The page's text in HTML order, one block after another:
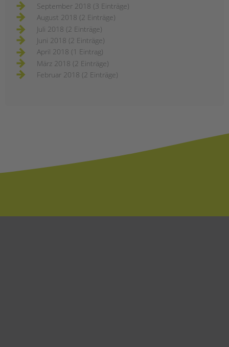
September 2018 (3 Einträge)
August 2018 (2 Einträge)
Juli 2018 (2 Einträge)
Juni 2018 (2 Einträge)
April 2018 (1 Eintrag)
März 2018 (2 Einträge)
Februar 2018 (2 Einträge)